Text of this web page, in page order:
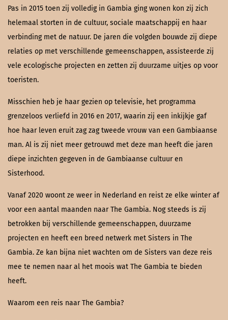
Pas in 2015 toen zij volledig in Gambia ging wonen kon zij zich
helemaal storten in de cultuur, sociale maatschappij en haar
verbinding met de natuur. De jaren die volgden bouwde zij diepe
relaties op met verschillende gemeenschappen, assisteerde zij
vele ecologische projecten en zetten zij duurzame uitjes op voor
toeristen.
Misschien heb je haar gezien op televisie, het programma
grenzeloos verliefd in 2016 en 2017, waarin zij een inkijkje gaf
hoe haar leven eruit zag zag tweede vrouw van een Gambiaanse
man. Al is zij niet meer getrouwd met deze man heeft die jaren
diepe inzichten gegeven in de Gambiaanse cultuur en
Sisterhood.
Vanaf 2020 woont ze weer in Nederland en reist ze elke winter af
voor een aantal maanden naar The Gambia. Nog steeds is zij
betrokken bij verschillende gemeenschappen, duurzame
projecten en heeft een breed netwerk met Sisters in The
Gambia. Ze kan bijna niet wachten om de Sisters van deze reis
mee te nemen naar al het moois wat The Gambia te bieden
heeft.
Waarom een reis naar The Gambia?